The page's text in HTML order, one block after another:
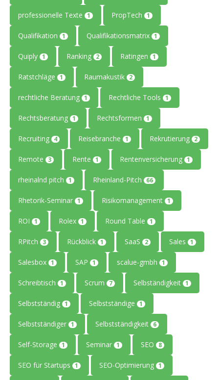
professionelle Texte 1 PropTech 1
Qualifikation 1 Qualifikationsmatrix 1
Quiply 1 Ranking 2 Ratingen 1
Ratstchläge 1 Raumakustik 2
rechtliche Beratung 1 Rechtliche Tools 1
Rechtsberatung 1 Rechtsformen 1
Recruiting 4 Reisebranche 1 Rekrutierung 2
Remote 3 Rente 1 Rentenversicherung 1
rheinalnd pitch 1 Rheinland-Pitch 66
Rhetorik-Seminar 1 Risikomanagement 1
ROI 1 Rolex 1 Round Table 1
RPitch 3 Rückblick 1 SaaS 2 Sales 1
Salesbox 1 SAP 1 scalue-gmbh 1
Schreibtisch 1 Scrum 7 Selbständigkeit 1
Selbstständig 1 Selbstständige 1
Selbstständiger 1 Selbstständigkeit 6
Self-Storage 1 Seminar 1 SEO 8
SEO für Startups 1 SEO-Optimierung 1